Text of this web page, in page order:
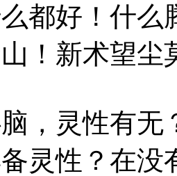
都好！什么
！新术望尘
灵性有无
灵性？在没